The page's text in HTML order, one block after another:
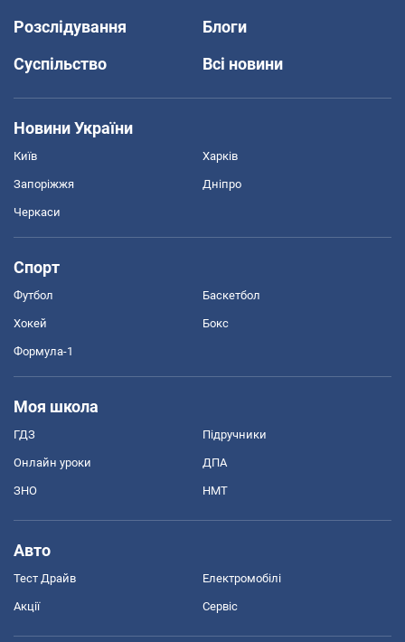
Розслідування
Блоги
Суспільство
Всі новини
Новини України
Київ Харків
Запоріжжя Дніпро
Черкаси
Спорт
Футбол Баскетбол
Хокей Бокс
Формула-1
Моя школа
ГДЗ Підручники
Онлайн уроки ДПА
ЗНО НМТ
Авто
Тест Драйв Електромобілі
Акції Сервіс